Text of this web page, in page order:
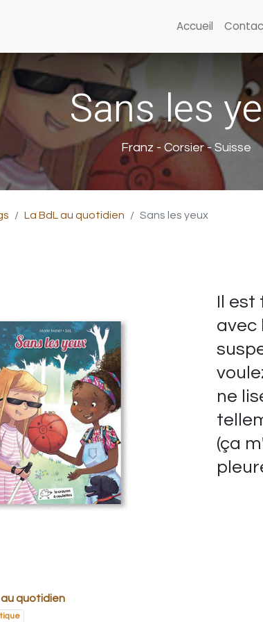
Accueil
Sans les
Franz - Corsier - Suisse
La BdL au quotidien Sans les yeux
Il est
avec
ne
(ça
au quotidien